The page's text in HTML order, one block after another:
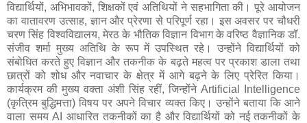
विद्यार्थियों, अभिभावकों, शिक्षकों एवं अतिथियों ने सहभागिता की। पूरे आयोजन
का वातावरण उत्साह, ज्ञान और प्रेरणा से परिपूर्ण रहा। इस अवसर पर चौधरी
चरण सिंह विश्वविद्यालय, मेरठ के भौतिक विज्ञान विभाग के वरिष्ठ वैज्ञानिक डॉ.
संजीव शर्मा मुख्य अतिथि के रूप में उपस्थित रहे। उन्होंने विद्यार्थियों को
संबोधित करते हुए विज्ञान और तकनीक के बढ़ते महत्व पर प्रकाश डाला तथा
छात्रों को शोध और नवाचार के क्षेत्र में आगे बढ़ने के लिए प्रेरित किया।
कार्यक्रम की मुख्य वक्ता अंशी सिंह रहीं, जिन्होंने Artificial Intelligence
(कृत्रिम बुद्धिमत्ता) विषय पर अपने विचार व्यक्त किए। उन्होंने बताया कि आने
वाला समय AI आधारित तकनीकों का है और विद्यार्थियों को नई तकनीकों के